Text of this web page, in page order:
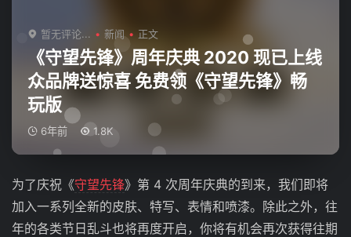
暂无评论... 新闻 正文
《守望先锋》周年庆典 2020 现已上线
众品牌送惊喜 免费领《守望先锋》畅
玩版
6年前 1.8K
为了庆祝《守望先锋》第 4 次周年庆典的到来，我们即将
加入一系列全新的皮肤、特写、表情和喷漆。除此之外，往
年的各类节日乱斗也将再度开启，你将有机会再次获得往期